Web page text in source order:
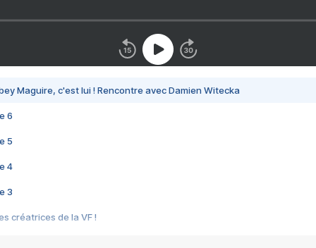
Maguire, c'est lui ! Rencontre avec Damien Witecka
6
5
4
3
créatrices de la VF !